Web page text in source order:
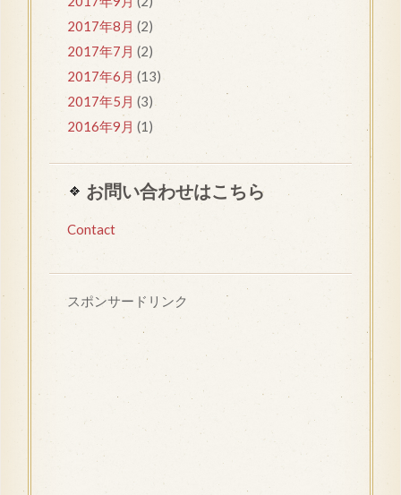
2017年8月 (2)
2017年7月 (2)
2017年6月 (13)
2017年5月 (3)
2016年9月 (1)
お問い合わせはこちら
Contact
スポンサードリンク